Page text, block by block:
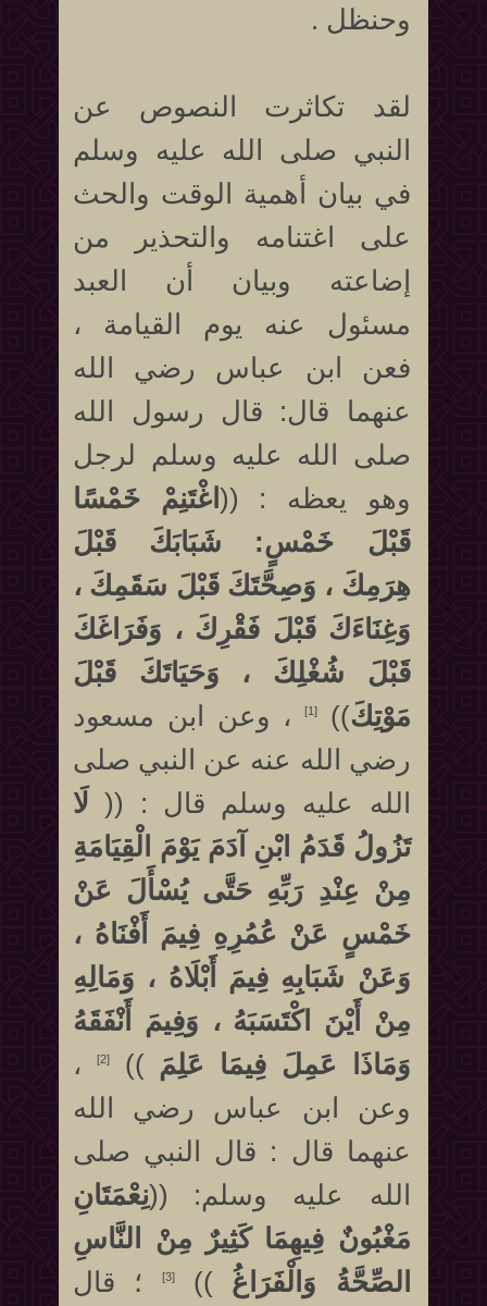
وحنظل .
لقد تكاثرت النصوص عن
النبي صلى الله عليه وسلم
في بيان أهمية الوقت والحث
على اغتنامه والتحذير من
إضاعته وبيان أن العبد
مسئول عنه يوم القيامة ،
فعن ابن عباس رضي الله
عنهما قال: قال رسول الله
صلى الله عليه وسلم لرجل
وهو يعظه : (( اغْتَنِمْ خَمْسًا
قَبْلَ خَمْسٍ: شَبَابَكَ قَبْلَ
هِرَمِكَ ، وَصِحَّتَكَ قَبْلَ سَقَمِكَ ،
وَغِنَاءَكَ قَبْلَ فَقْرِكَ ، وَفَرَاغَكَ
قَبْلَ شُغْلِكَ ، وَحَيَاتَكَ قَبْلَ
مَوْتِكَ))
[1]
، وعن ابن مسعود
رضي الله عنه عن النبي صلى
الله عليه وسلم قال : (( لَا
تَزُولُ قَدَمُ ابْنِ آدَمَ يَوْمَ الْقِيَامَةِ
مِنْ عِنْدِ رَبِّهِ حَتَّى يُسْأَلَ عَنْ
خَمْسٍ عَنْ عُمُرِهِ فِيمَ أَفْنَاهُ ،
وَعَنْ شَبَابِهِ فِيمَ أَبْلَاهُ ، وَمَالِهِ
مِنْ أَيْنَ اكْتَسَبَهُ ، وَفِيمَ أَنْفَقَهُ
وَمَاذَا عَمِلَ فِيمَا عَلِمَ ))
[2]
،
وعن ابن عباس رضي الله
عنهما قال : قال النبي صلى
الله عليه وسلم: ((نِعْمَتَانِ
مَغْبُونٌ فِيهِمَا كَثِيرٌ مِنْ النَّاسِ
الصِّحَّةُ وَالْفَرَاغُ ))
[3] ؛ قال